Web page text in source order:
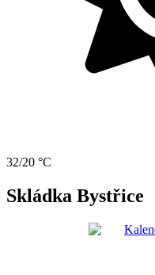
32/20 °C
Skládka Bystřice